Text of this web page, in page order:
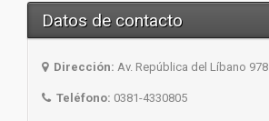
Datos de contacto
Dirección: Av. República del Líbano 978
Teléfono: 0381-4330805